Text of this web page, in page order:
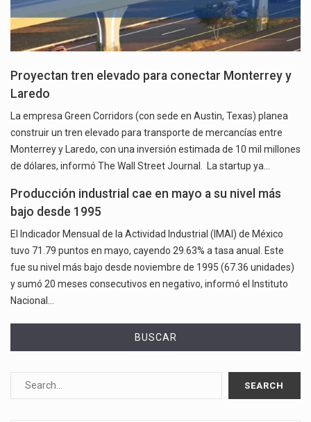
Proyectan tren elevado para conectar Monterrey y
Laredo
La empresa Green Corridors (con sede en Austin, Texas) planea
construir un tren elevado para transporte de mercancías entre
Monterrey y Laredo, con una inversión estimada de 10 mil millones
de dólares, informó The Wall Street Journal. La startup ya…
Producción industrial cae en mayo a su nivel más
bajo desde 1995
El Indicador Mensual de la Actividad Industrial (IMAI) de México
tuvo 71.79 puntos en mayo, cayendo 29.63% a tasa anual. Este
fue su nivel más bajo desde noviembre de 1995 (67.36 unidades)
y sumó 20 meses consecutivos en negativo, informó el Instituto
Nacional…
BUSCAR